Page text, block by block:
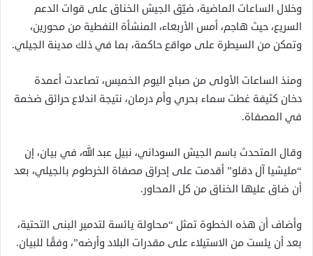
وخلال الساعات الماضية، ضيّق الجيش الخناق على قوات الدعم
السريع، حيث هاجم، أمس الأربعاء، المنشأة النفطية من محورين،
وتمكن من السيطرة على مواقع حاكمة، بما في ذلك مدينة الجيلي.
ومنذ الساعات الأولى من صباح اليوم الخميس، تصاعدت أعمدة
دخان كثيفة غطت سماء بحري وأم درمان، نتيجة اندلاع حرائق ضخمة
في المصفاة.
وقال المتحدث باسم الجيش السوداني، نبيل عبد الله، في بيان، إن
“مليشيا آل دقلو” أقدمت على إحراق مصفاة الخرطوم بالجيلي، بعد
أن ضاق عليها الخناق من كل المحاور.
وأضاف أن هذه الخطوة تمثل “محاولة يائسة لتدمير البنى التحتية،
بعد أن يئست من الاستيلاء على مقدرات البلاد وأرضه”، وفقًا للبيان.